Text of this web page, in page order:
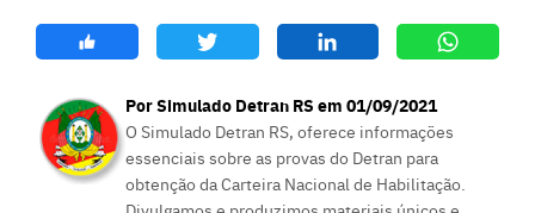
Por Simulado Detran RS em 01/09/2021
O Simulado Detran RS, oferece informações
essenciais sobre as provas do Detran para
obtenção da Carteira Nacional de Habilitação.